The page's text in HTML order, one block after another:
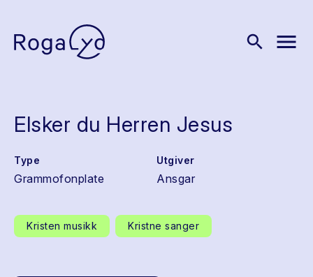
search menu
Elsker du Herren Jesus
Type
Grammofonplate
Utgiver
Ansgar
Kristen musikk Kristne sanger